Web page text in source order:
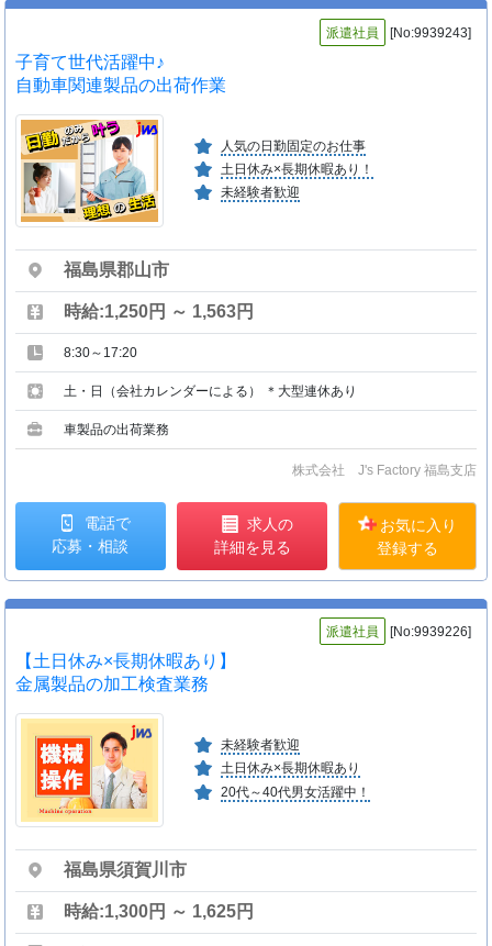
派遣社員 [No:9939243]
子育て世代活躍中♪
自動車関連製品の出荷作業
人気の日勤固定のお仕事
土日休み×長期休暇あり！
未経験者歓迎
福島県郡山市
時給:1,250円 ～ 1,563円
8:30～17:20
土・日（会社カレンダーによる） ＊大型連休あり
車製品の出荷業務
株式会社 J's Factory 福島支店
電話で
応募・相談
求人の
詳細を見る
お気に入り
登録する
派遣社員 [No:9939226]
【土日休み×長期休暇あり】
金属製品の加工検査業務
未経験者歓迎
土日休み×長期休暇あり
20代～40代男女活躍中！
福島県須賀川市
時給:1,300円 ～ 1,625円